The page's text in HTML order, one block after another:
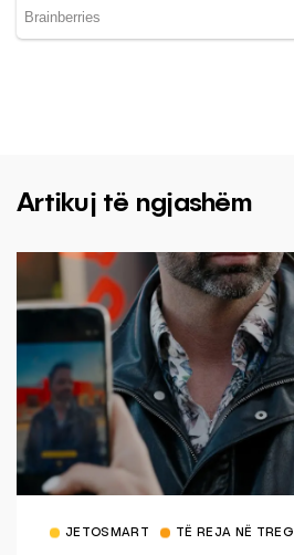
Artikuj të ngjashëm
JETOSMART TË REJA NË TREG